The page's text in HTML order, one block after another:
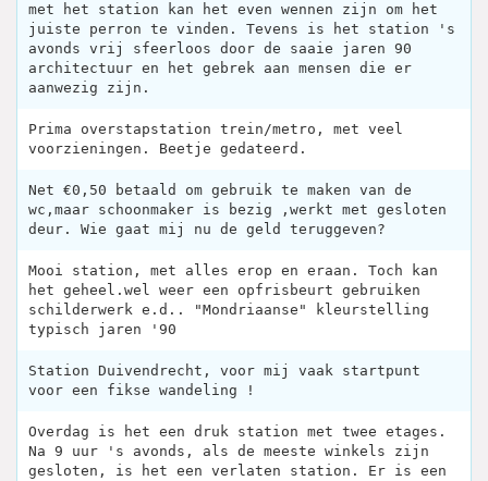
met het station kan het even wennen zijn om het
juiste perron te vinden. Tevens is het station 's
avonds vrij sfeerloos door de saaie jaren 90
architectuur en het gebrek aan mensen die er
aanwezig zijn.
Prima overstapstation trein/metro, met veel
voorzieningen. Beetje gedateerd.
Net €0,50 betaald om gebruik te maken van de
wc,maar schoonmaker is bezig ,werkt met gesloten
deur. Wie gaat mij nu de geld teruggeven?
Mooi station, met alles erop en eraan. Toch kan
het geheel.wel weer een opfrisbeurt gebruiken
schilderwerk e.d.. "Mondriaanse" kleurstelling
typisch jaren '90
Station Duivendrecht, voor mij vaak startpunt
voor een fikse wandeling !
Overdag is het een druk station met twee etages.
Na 9 uur 's avonds, als de meeste winkels zijn
gesloten, is het een verlaten station. Er is een